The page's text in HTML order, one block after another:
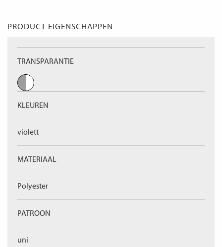
PRODUCT EIGENSCHAPPEN
TRANSPARANTIE
KLEUREN
violett
MATERIAAL
Polyester
PATROON
uni